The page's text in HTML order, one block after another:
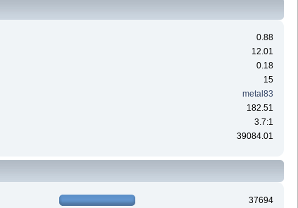
0.88
12.01
0.18
15
metal83
182.51
3.7:1
39084.01
37694